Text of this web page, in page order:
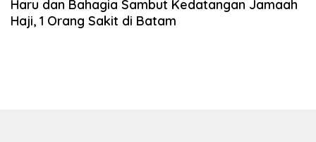
Haru dan Bahagia Sambut Kedatangan Jamaah
Haji, 1 Orang Sakit di Batam